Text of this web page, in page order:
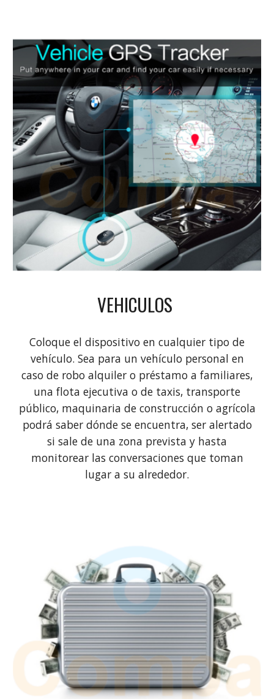
VEHICULOS
Coloque el dispositivo en cualquier tipo de
vehículo. Sea para un vehículo personal en
caso de robo alquiler o préstamo a familiares,
una flota ejecutiva o de taxis, transporte
público, maquinaria de construcción o agrícola
podrá saber dónde se encuentra, ser alertado
si sale de una zona prevista y hasta
monitorear las conversaciones que toman
lugar a su alrededor.